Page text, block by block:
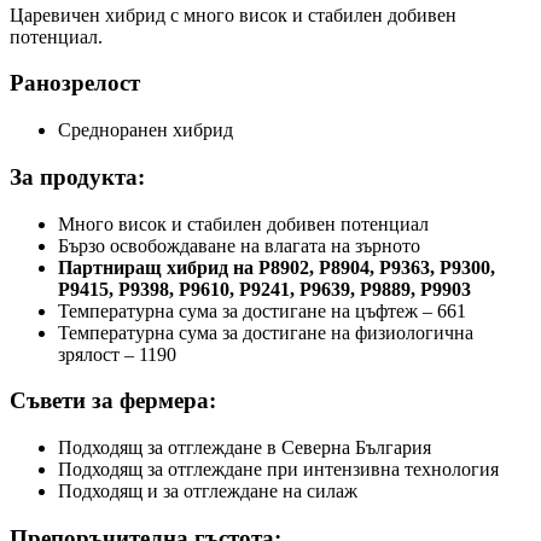
Царевичен хибрид с много висок и стабилен добивен
потенциал.
Ранозрелост
Средноранен хибрид
За продукта:
Много висок и стабилен добивен потенциал
Бързо освобождаване на влагата на зърното
Партниращ хибрид на Р8902, Р8904, Р9363, Р9300,
Р9415, Р9398, Р9610, Р9241, Р9639, Р9889, Р9903
Температурна сума за достигане на цъфтеж – 661
Температурна сума за достигане на физиологична
зрялост – 1190
Съвети за фермера:
Подходящ за отглеждане в Северна България
Подходящ за отглеждане при интензивна технология
Подходящ и за отглеждане на силаж